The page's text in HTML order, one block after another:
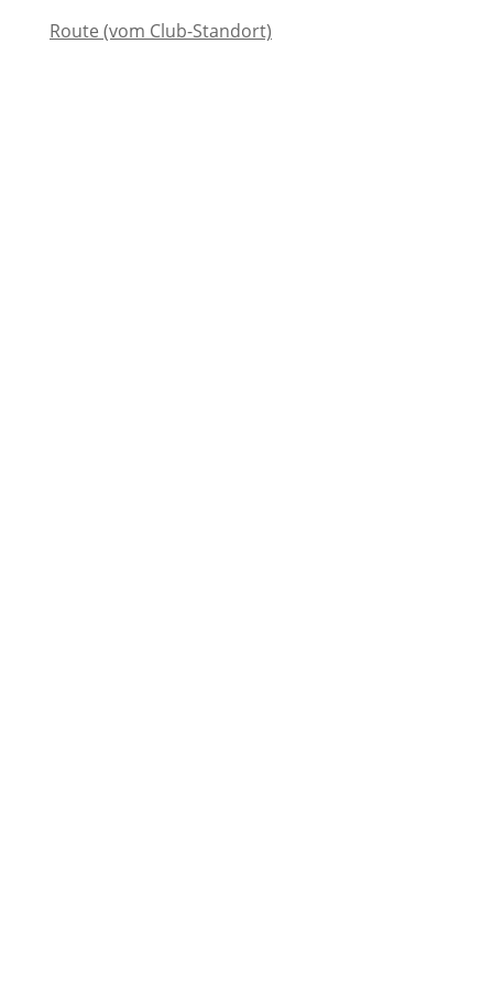
Route (vom Club-Standort)